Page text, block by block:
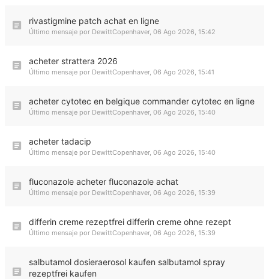
rivastigmine patch achat en ligne
Último mensaje por DewittCopenhaver, 06 Ago 2026, 15:42
acheter strattera 2026
Último mensaje por DewittCopenhaver, 06 Ago 2026, 15:41
acheter cytotec en belgique commander cytotec en ligne
Último mensaje por DewittCopenhaver, 06 Ago 2026, 15:40
acheter tadacip
Último mensaje por DewittCopenhaver, 06 Ago 2026, 15:40
fluconazole acheter fluconazole achat
Último mensaje por DewittCopenhaver, 06 Ago 2026, 15:39
differin creme rezeptfrei differin creme ohne rezept
Último mensaje por DewittCopenhaver, 06 Ago 2026, 15:39
salbutamol dosieraerosol kaufen salbutamol spray
rezeptfrei kaufen